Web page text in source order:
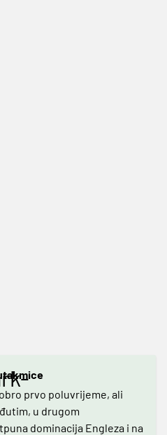
prvo poluvrijeme, ali
u drugom
dominacija Engleza i na